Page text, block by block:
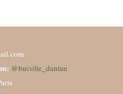
@bucolie_dantan